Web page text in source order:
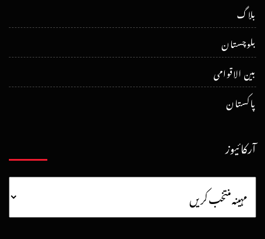
بلاگ
بلوچستان
بین الاقوامی
پاکستان
آرکائیوز